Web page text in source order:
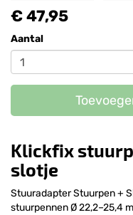
€ 47,95
Aantal
Klickfix
slotje
Stuuradapter Stuurpen +
stuurpennen Ø 22,2–25,4